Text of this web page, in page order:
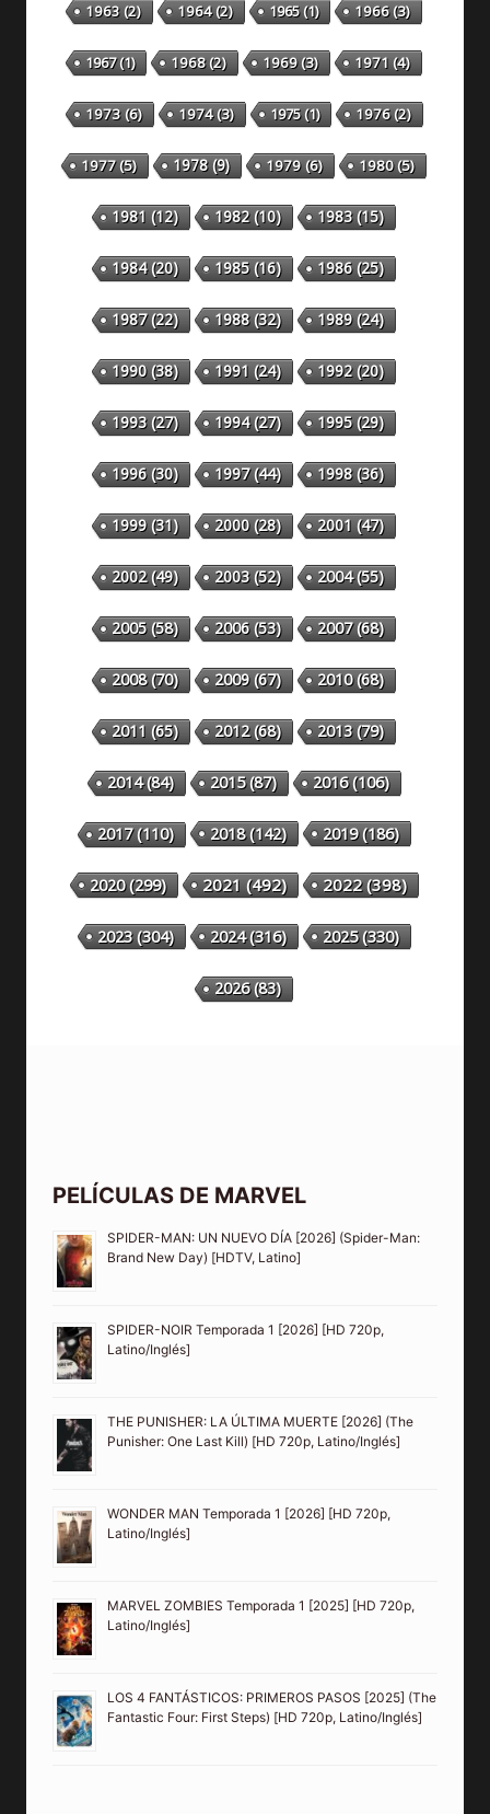
1963(2) 1964(2) 1965(1) 1966(3)
1967(1) 1968(2) 1969(3) 1971 (4)
1973(6) 1974(3) 1975(1) 1976(2)
1977(5) 1978(9) 1979(6) 1980(5)
1981 (12) 1982(10) 1983(15)
1984(20) 1985(16) 1986(25)
1987(22) 1988(32) 1989(24)
1990(38) 1991 (24) 1992(20)
1993(27) 1994(27) 1995(29)
1996(30) 1997(44) 1998(36)
1999(31) 2000(28) 2001 (47)
2002(49) 2003(52) 2004(55)
2005(58) 2006(53) 2007(68)
2008(70) 2009(67) 2010(68)
2011 (65) 2012(68) 2013(79)
2014(84) 2015(87) 2016(106)
2017(110) 2018(142) 2019(186)
2020(299) 2021(492) 2022(398)
2023(304) 2024(316) 2025(330)
2026(83)
PELÍCULAS DE MARVEL
SPIDER-MAN: UN NUEVO DÍA [2026] (Spider-Man:
Brand New Day) [HDTV, Latino]
SPIDER-NOIR Temporada 1 [2026] [HD 720p,
Latino/Inglés]
THE PUNISHER: LA ÚLTIMA MUERTE [2026] (The
Punisher: One Last Kill) [HD 720p, Latino/Inglés]
WONDER MAN Temporada 1 [2026] [HD 720p,
Latino/Inglés]
MARVEL ZOMBIES Temporada 1 [2025] [HD 720p,
Latino/Inglés]
LOS 4 FANTÁSTICOS: PRIMEROS PASOS [2025] (The
Fantastic Four: First Steps) [HD 720p, Latino/Inglés]